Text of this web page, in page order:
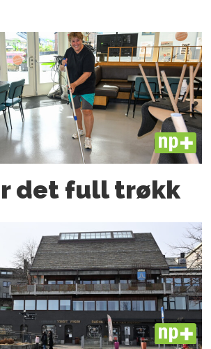
PLUS
det full trøkk
PLUS